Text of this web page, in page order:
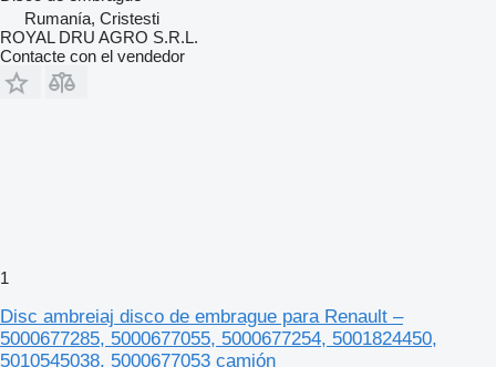
Rumanía, Cristesti
ROYAL DRU AGRO S.R.L.
Contacte con el vendedor
1
Disc ambreiaj disco de embrague para Renault –
5000677285, 5000677055, 5000677254, 5001824450,
5010545038, 5000677053 camión